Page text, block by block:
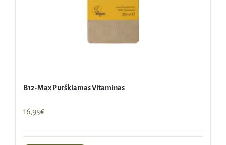
B12-Max Purškiamas Vitaminas
16,95€